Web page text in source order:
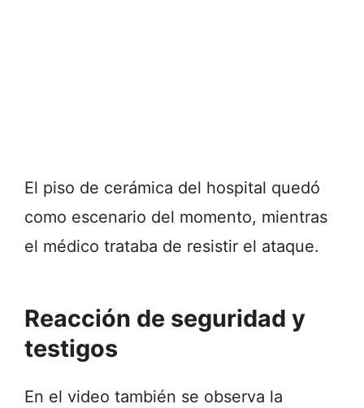
El piso de cerámica del hospital quedó
como escenario del momento, mientras
el médico trataba de resistir el ataque.
Reacción de seguridad y
testigos
En el video también se observa la